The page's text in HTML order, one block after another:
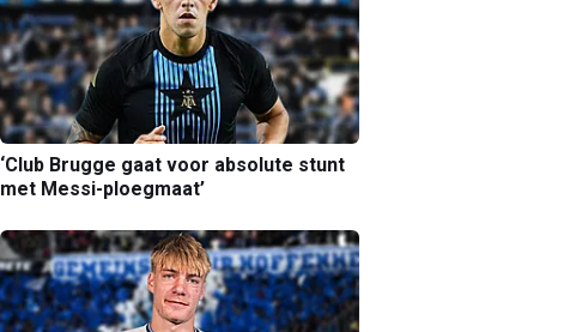
‘Club Brugge gaat voor absolute stunt
met Messi-ploegmaat’